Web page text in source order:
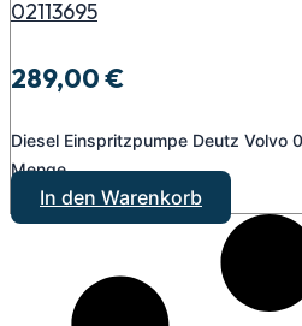
02113695
289,00€
Diesel Einspritzpumpe Deutz Volvo
Menge
In den Warenkorb